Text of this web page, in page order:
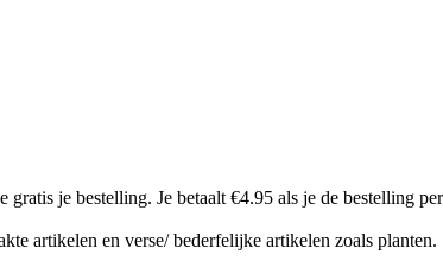
je bestelling. Je betaalt €4.95 als je de bestelling
artikelen en verse/ bederfelijke artikelen zoals planten.